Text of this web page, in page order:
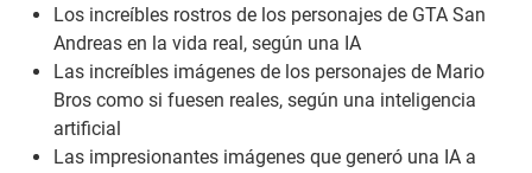
Los increíbles rostros de los personajes de GTA San
Andreas en la vida real, según una IA
Las increíbles imágenes de los personajes de Mario
Bros como si fuesen reales, según una inteligencia
artificial
Las impresionantes imágenes que generó una IA a